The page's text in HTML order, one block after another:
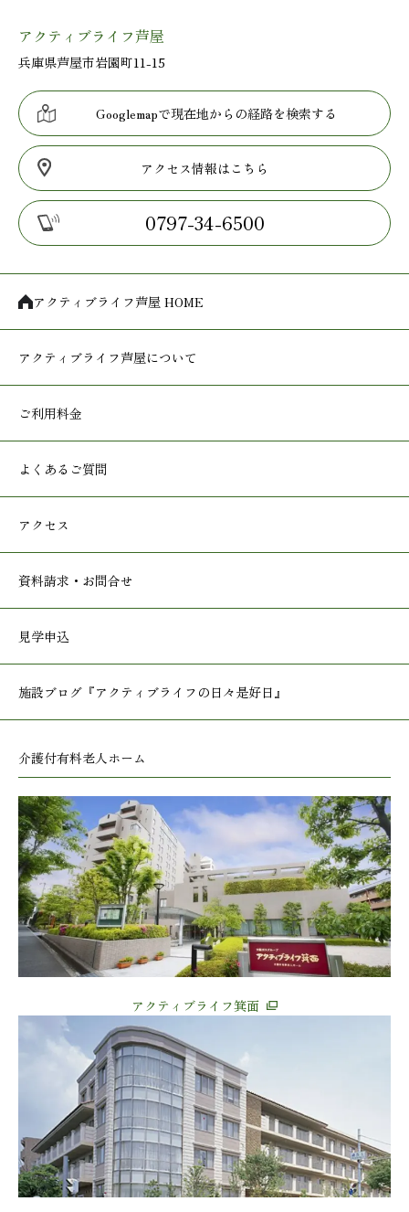
アクティブライフ芦屋
兵庫県芦屋市岩園町11-15
Googlemapで現在地からの経路を検索する
アクセス情報はこちら
0797-34-6500
アクティブライフ芦屋 HOME
アクティブライフ芦屋について
ご利用料金
よくあるご質問
アクセス
資料請求・お問合せ
見学申込
施設ブログ 『アクティブライフの日々是好日』
介護付有料老人ホーム
アクティブライフ箕面